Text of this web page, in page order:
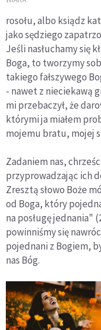
miejsce
rosołu, albo ksiądz
jako sędziego
Jeśli nasłuchamy się
Boga, to tworzymy
takiego fałszywego
- nawet z nieciekawą
mi przebaczył, że
którymi ja miałem
mojemu bratu, mojej
Zadaniem nas,
przyprowadzając ich
Zresztą słowo Boże
od Boga, który
na posługę jednania"
powinniśmy się
pojednani z Bogiem,
nas Bóg.